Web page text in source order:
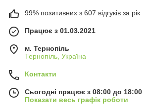
99% позитивних з 607 відгуків за рік
Працює з 01.03.2021
м. Тернопіль
Тернопіль, Україна
Контакти
Сьогодні працює з 08:00 до 18:00
Показати весь графік роботи